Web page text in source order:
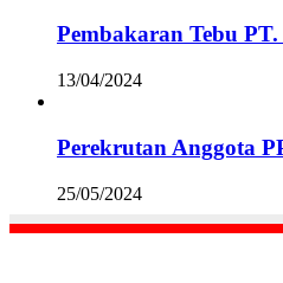
Pembakaran Tebu
13/04/2024
Perekrutan Anggota
25/05/2024